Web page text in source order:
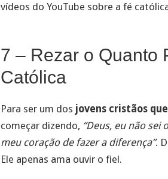
vídeos do YouTube sobre a fé
7 – Rezar o Quanto
Católica
Para ser um dos jovens cristãos
começar dizendo, “Deus, eu não sei
meu coração de fazer a diferença”.
Ele apenas ama ouvir o fiel.